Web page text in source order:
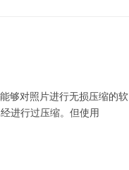
够对照片进行无损压缩的软
进行过压缩。但使用